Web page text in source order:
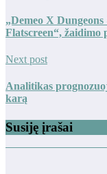
„Demeo X
Flatscreen“, žaidimo
Next post
Analitikas
karą
Susiję įrašai